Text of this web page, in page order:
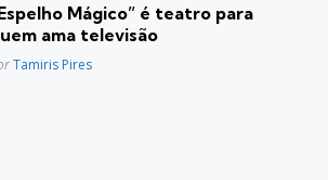
Mágico” é teatro para
ama televisão
Tamiris Pires